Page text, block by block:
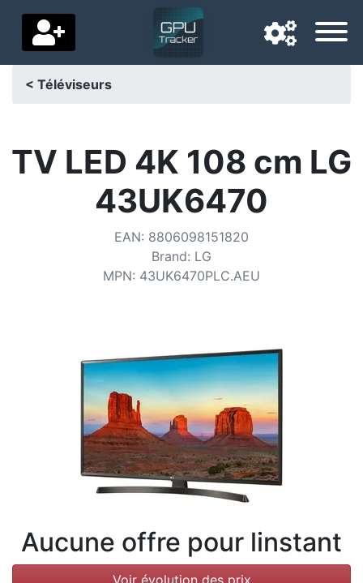
Pays de livraison
Conditions
Catégories
< Téléviseurs
TV LED 4K 108 cm LG
43UK6470
EAN: 8806098151820
Brand: LG
MPN: 43UK6470PLC.AEU
Aucune offre pour linstant
Voir évolution des prix